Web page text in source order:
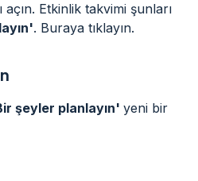
açın. Etkinlik takvimi şunları
. Buraya tıklayın.
şeyler planlayın' yeni bir